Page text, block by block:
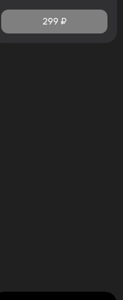
299 ₽